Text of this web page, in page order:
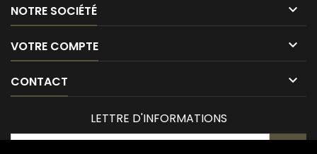
NOTRE SOCIÉTÉ 
VOTRE COMPTE 
CONTACT 
LETTRE D'INFORMATIONS